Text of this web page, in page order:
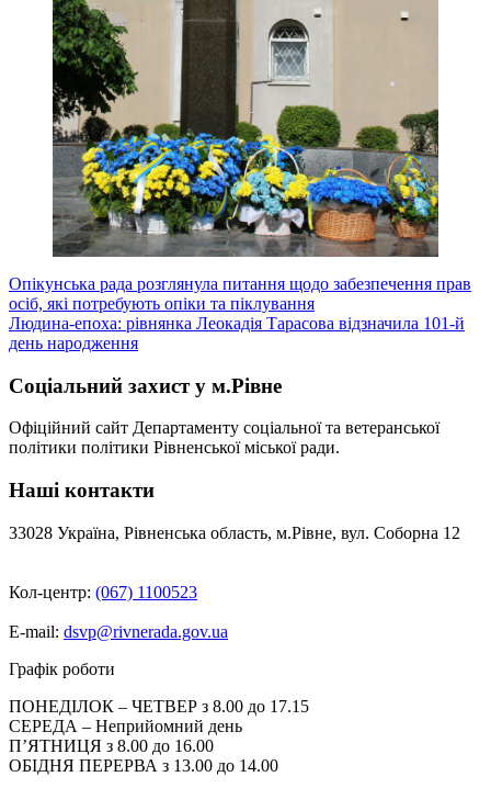
Навігація
записів
Опікунська рада розглянула питання щодо забезпечення прав
осіб, які потребують опіки та піклування
Людина-епоха: рівнянка Леокадія Тарасова відзначила 101-й
день народження
Соціальний захист у м.Рівне
Офіційний сайт Департаменту соціальної та ветеранської
політики політики Рівненської міської ради.
Наші контакти
33028 Україна, Рівненська область, м.Рівне, вул. Соборна 12
Кол-центр: (067) 1100523
E-mail: dsvp@rivnerada.gov.ua
Графік роботи
ПОНЕДІЛОК – ЧЕТВЕР з 8.00 до 17.15
СЕРЕДА – Неприйомний день
П’ЯТНИЦЯ з 8.00 до 16.00
ОБІДНЯ ПЕРЕРВА з 13.00 до 14.00